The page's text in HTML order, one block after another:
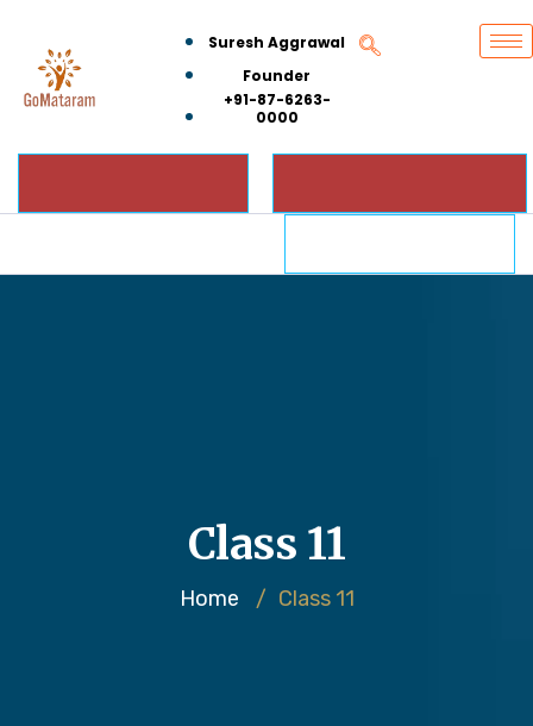
Suresh Aggrawal
Founder
+91-87-6263-
0000
Class 11
Home / Class 11